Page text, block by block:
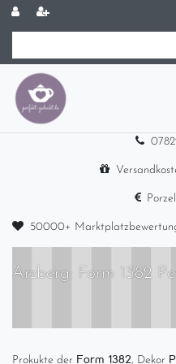
50000+
Arzberg: Form 1382
Prokukte der Form 1382, Dekor